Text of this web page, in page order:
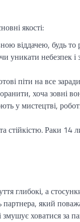
якості:
віддачею, будь то
уникати небезпек і
піти на все
хоча зовні
у мистецтві,
стійкістю. Раки
глибокі, а
який
змушує ховатися